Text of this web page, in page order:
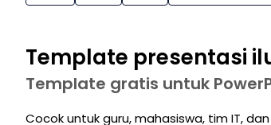
Template presentasi
Template gratis untuk
Cocok untuk guru, mahasiswa, tim IT,